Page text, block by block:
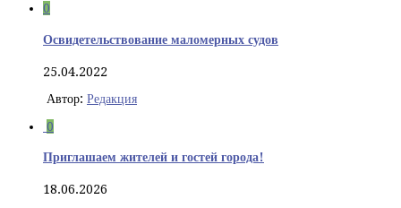
0
Освидетельствование маломерных судов
25.04.2022
Автор: Редакция
0
Приглашаем жителей и гостей города!
18.06.2026